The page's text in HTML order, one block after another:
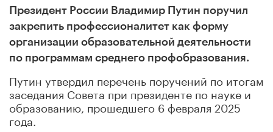
Президент России Владимир Путин поручил
закрепить профессионалитет как форму
организации образовательной деятельности
по программам среднего профобразования.
Путин утвердил перечень поручений по итогам
заседания Совета при президенте по науке и
образованию, прошедшего 6 февраля 2025
года.